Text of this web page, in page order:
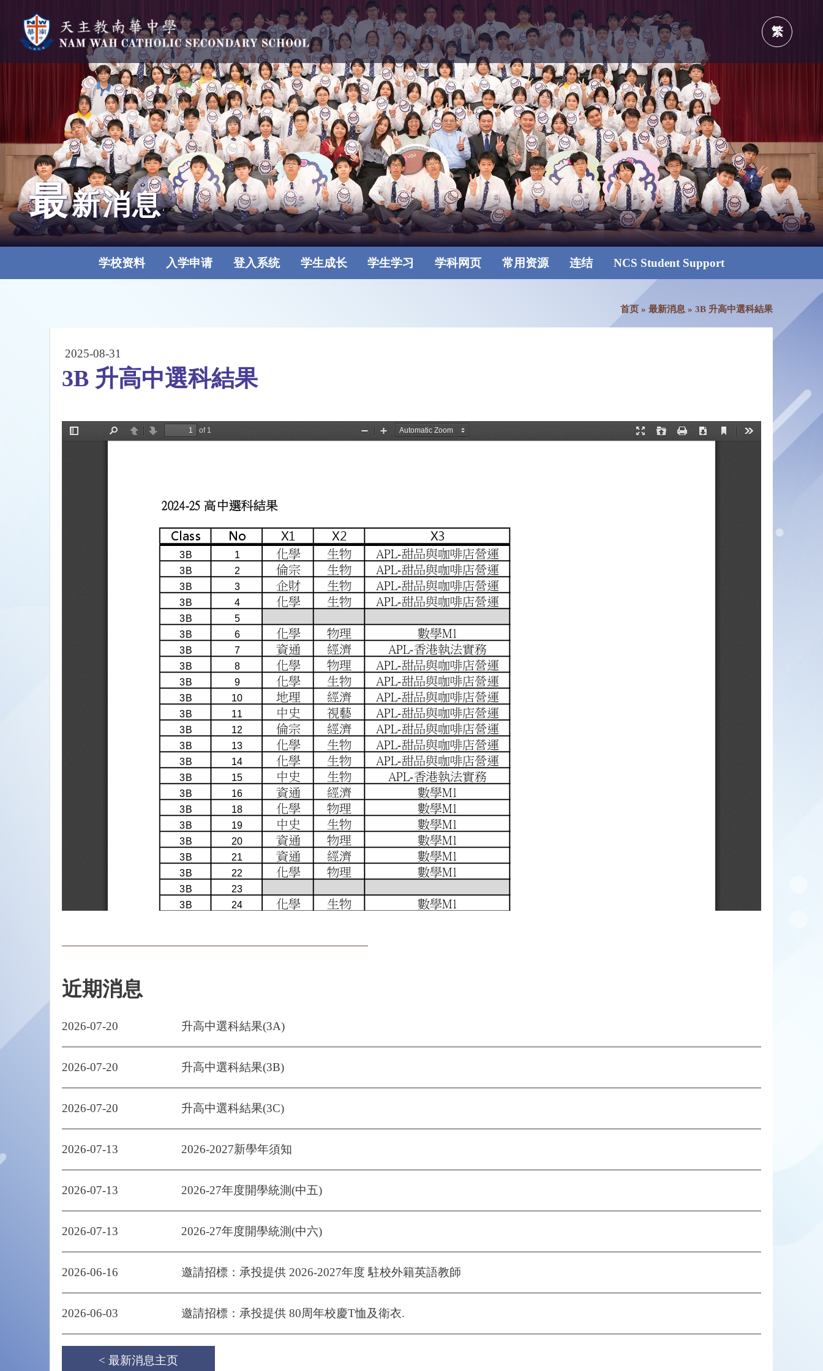
繁
最新消息
学校资料 入学申请 登入系统 学生成长 学生学习 学科网页 常用资源 连结 NCS Student Support
首页» 最新消息 » 3B 升高中選科結果
2025-08-31
3B 升高中選科結果
近期消息
2026-07-20 升高中選科結果(3A)
2026-07-20 升高中選科結果(3B)
2026-07-20 升高中選科結果(3C)
2026-07-13 2026-2027新學年須知
2026-07-13 2026-27年度開學統測(中五)
2026-07-13 2026-27年度開學統測(中六)
2026-06-16 邀請招標：承投提供 2026-2027年度 駐校外籍英語教師
2026-06-03 邀請招標：承投提供 80周年校慶T恤及衛衣.
< 最新消息主页